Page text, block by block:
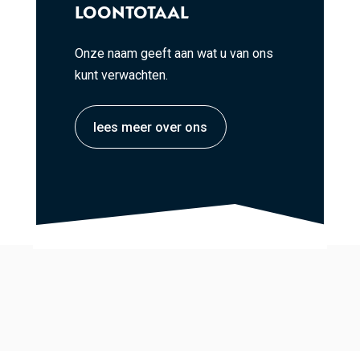
LOONTOTAAL
Onze naam geeft aan wat u van ons
kunt verwachten.
lees meer over ons